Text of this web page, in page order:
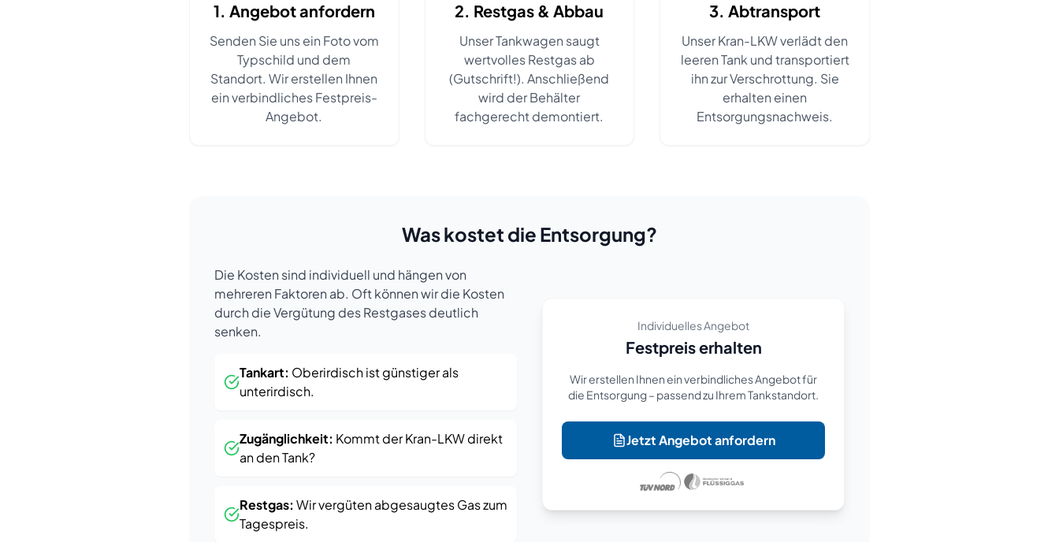
1. Angebot anfordern
Senden Sie uns ein Foto vom
Typschild und dem
Standort. Wir erstellen Ihnen
ein verbindliches Festpreis-
Angebot.
2. Restgas & Abbau
Unser Tankwagen saugt
wertvolles Restgas ab
(Gutschrift!). Anschließend
wird der Behälter
fachgerecht demontiert.
3. Abtransport
Unser Kran-LKW verlädt den
leeren Tank und transportiert
ihn zur Verschrottung. Sie
erhalten einen
Entsorgungsnachweis.
Was kostet die Entsorgung?
Die Kosten sind individuell und hängen von
mehreren Faktoren ab. Oft können wir die Kosten
durch die Vergütung des Restgases deutlich
senken.
Tankart: Oberirdisch ist günstiger als
unterirdisch.
Zugänglichkeit: Kommt der Kran-LKW direkt
an den Tank?
Restgas: Wir vergüten abgesaugtes Gas zum
Tagespreis.
Individuelles Angebot
Festpreis erhalten
Wir erstellen Ihnen ein verbindliches Angebot für
die Entsorgung – passend zu Ihrem Tankstandort.
Jetzt Angebot anfordern